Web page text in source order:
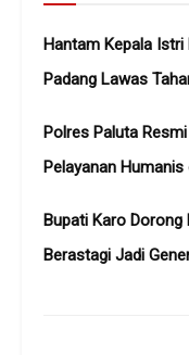
Hantam Kepala Istri
Padang Lawas
Polres Paluta
Pelayanan
Bupati Karo Dorong
Berastagi Jadi